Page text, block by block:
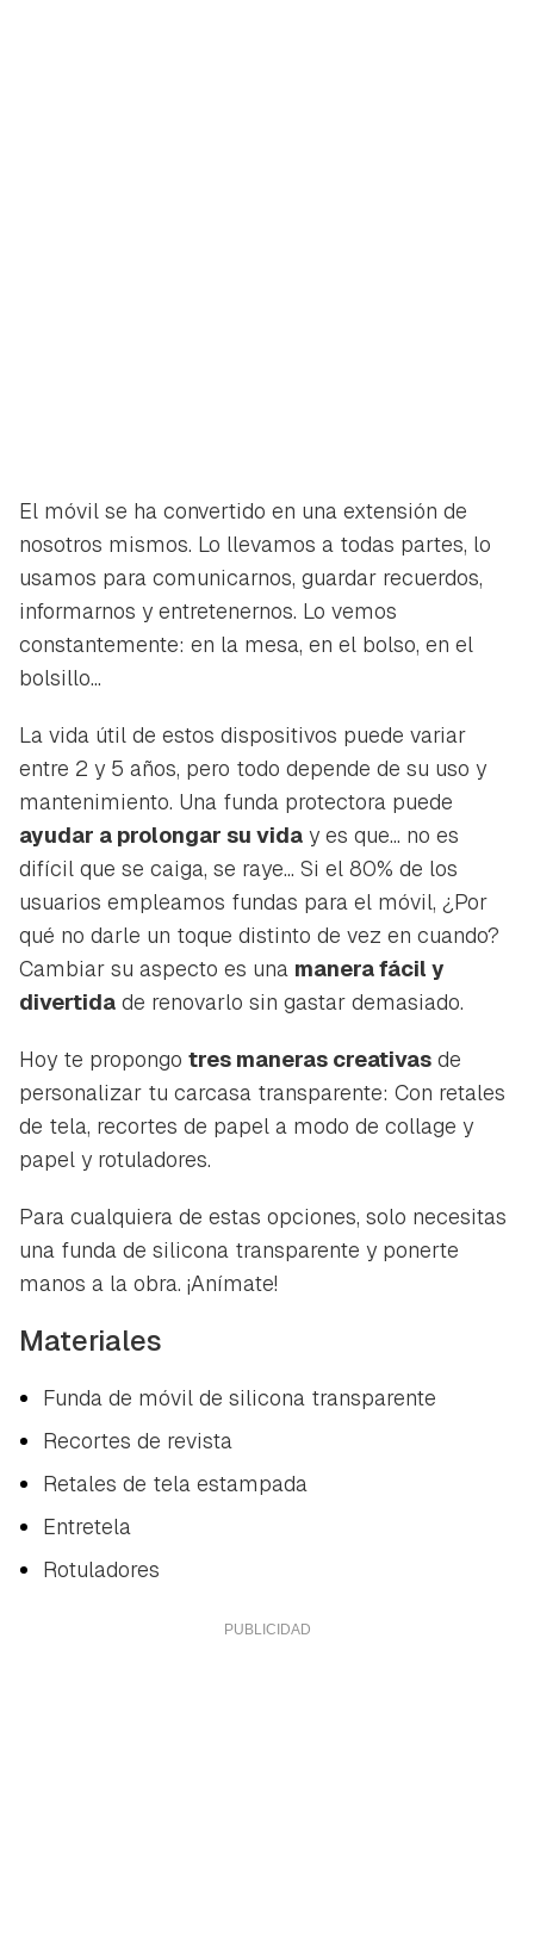
El móvil se ha convertido en una extensión de
nosotros mismos. Lo llevamos a todas partes, lo
usamos para comunicarnos, guardar recuerdos,
informarnos y entretenernos. Lo vemos
constantemente: en la mesa, en el bolso, en el
bolsillo...
La vida útil de estos dispositivos puede variar
entre 2 y 5 años, pero todo depende de su uso y
mantenimiento. Una funda protectora puede
ayudar a prolongar su vida y es que... no es
difícil que se caiga, se raye... Si el 80% de los
usuarios empleamos fundas para el móvil, ¿Por
qué no darle un toque distinto de vez en cuando?
Cambiar su aspecto es una manera fácil y
divertida de renovarlo sin gastar demasiado.
Hoy te propongo tres maneras creativas de
personalizar tu carcasa transparente: Con retales
de tela, recortes de papel a modo de collage y
papel y rotuladores.
Para cualquiera de estas opciones, solo necesitas
una funda de silicona transparente y ponerte
manos a la obra. ¡Anímate!
Materiales
Funda de móvil de silicona transparente
Recortes de revista
Retales de tela estampada
Entretela
Rotuladores